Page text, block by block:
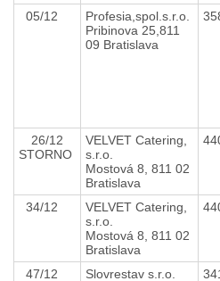
05/12
Profesia,spol.s.r.o.
Pribinova 25,811
09 Bratislava
26/12
STORNO
VELVET Catering,
s.r.o.
Mostová 8, 811 02
Bratislava
34/12
VELVET Catering,
s.r.o.
Mostová 8, 811 02
Bratislava
47/12
Slovrestav s.r.o.